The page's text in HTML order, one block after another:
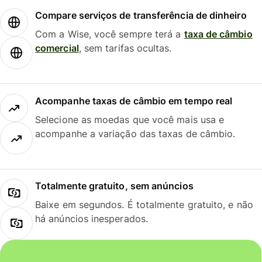
Compare serviços de transferência de dinheiro
Com a Wise, você sempre terá a taxa de câmbio
comercial, sem tarifas ocultas.
Acompanhe taxas de câmbio em tempo real
Selecione as moedas que você mais usa e
acompanhe a variação das taxas de câmbio.
Totalmente gratuito, sem anúncios
Baixe em segundos. É totalmente gratuito, e não
há anúncios inesperados.